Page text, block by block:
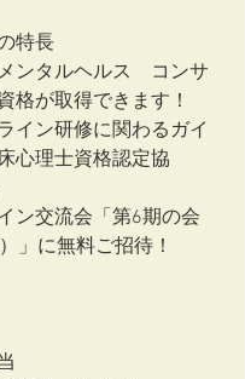
特長
ンタルヘルス　コンサ
格が取得できます！
イン研修に関わるガイ
心理士資格認定協
ン交流会「第6期の会
」に無料ご招待！
当